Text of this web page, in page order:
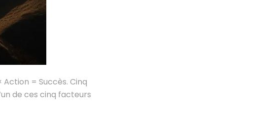
= Succès. Cinq
de ces cinq facteurs